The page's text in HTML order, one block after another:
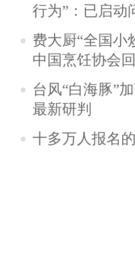
行为”：已启动
费大厨“全国小
中国烹饪协会
台风“白海豚”
最新研判
十多万人报名